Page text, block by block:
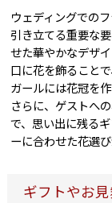
ウェディングでの
引き立てる重要な
せた華やかなデザ
口に花を飾ること
ガールには花冠を
さらに、ゲストへ
で、思い出に残る
ーに合わせた花選
ギフトやお